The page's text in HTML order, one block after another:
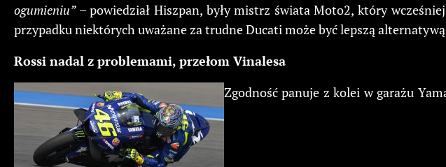
ogumieniu”– powiedział Hiszpan, były mistrz świata Moto2, który
przypadku niektórych uważane za trudne Ducati może być lepszą
Rossi nadal z problemami, przełom Vinalesa
Zgodność panuje z kolei w garażu